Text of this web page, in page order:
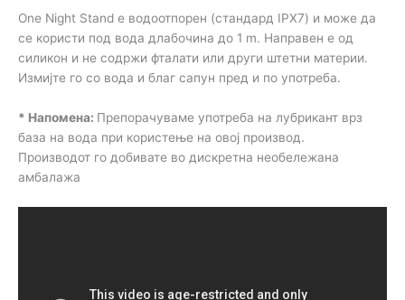
One Night Stand е водоотпорен (стандард IPX7) и може да
се користи под вода длабочина до 1 m. Направен е од
силикон и не содржи фталати или други штетни материи.
Измијте го со вода и благ сапун пред и по употреба.
* Напомена: Препорачуваме употреба на лубрикант врз
база на вода при користење на овој производ.
Производот го добивате во дискретна необележана
амбалажа